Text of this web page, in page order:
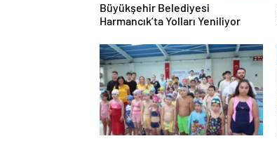
Büyükşehir Belediyesi
Harmancık’ta Yolları Yeniliyor